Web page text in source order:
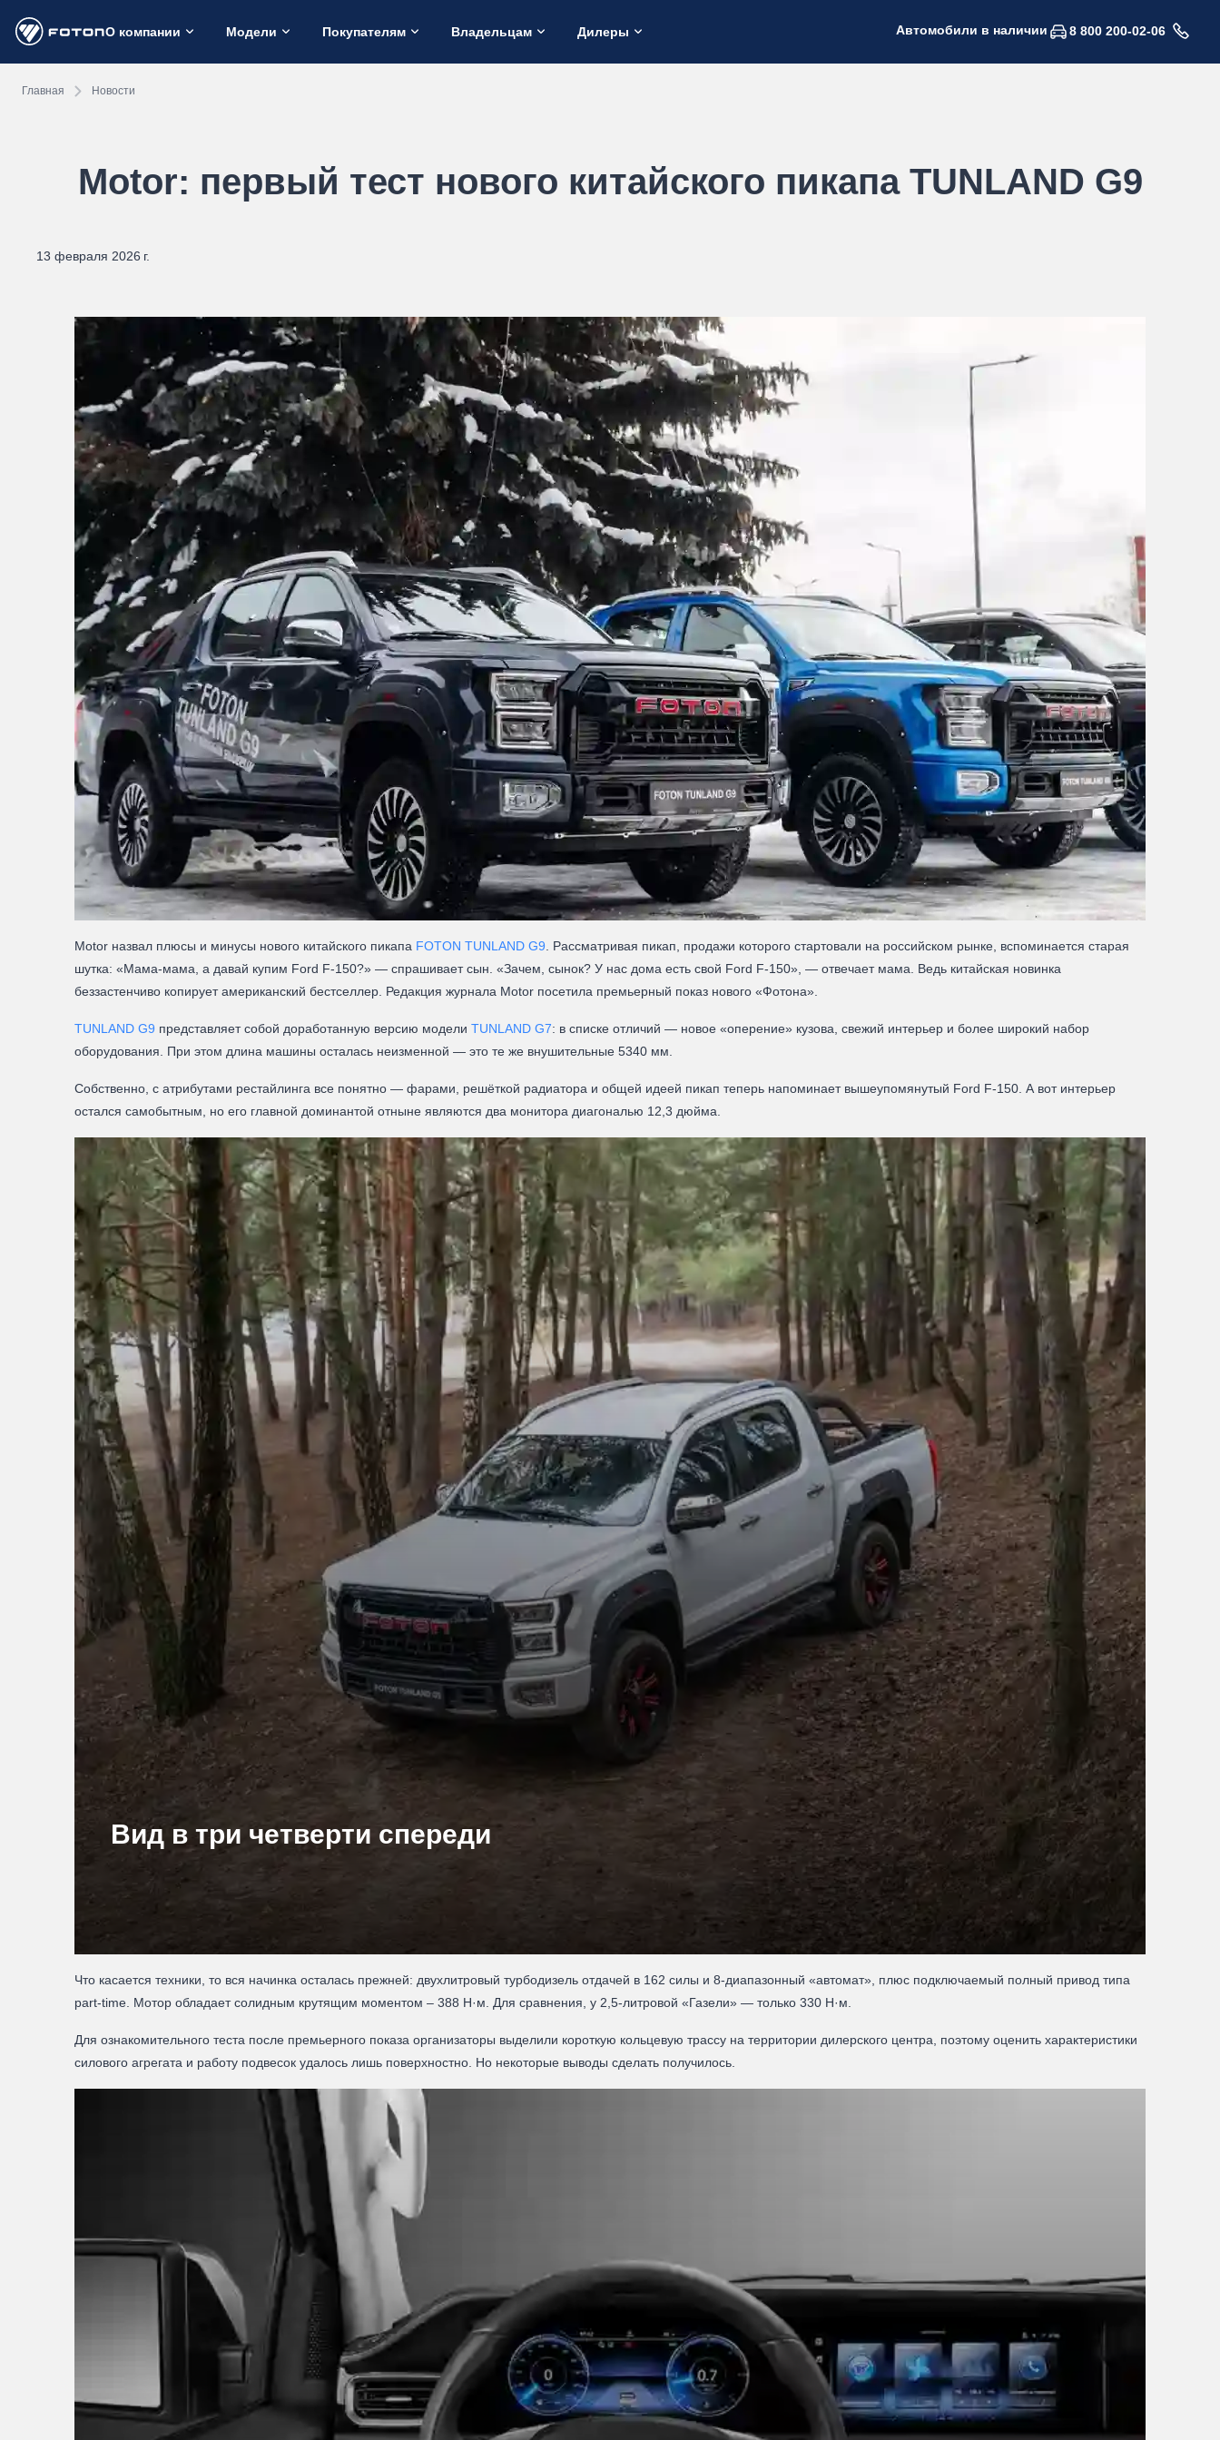
О компании Модели Покупателям Владельцам Дилеры Автомобили в наличии 8 800 200-02-06
Главная Новости
Motor: первый тест нового китайского пикапа TUNLAND G9
13 февраля 2026 г.
Motor назвал плюсы и минусы нового китайского пикапа FOTON TUNLAND G9 . Рассматривая пикап, продажи которого стартовали на российском рынке, вспоминается старая
шутка: «Мама-мама, а давай купим Ford F-150?» — спрашивает сын. «Зачем, сынок? У нас дома есть свой Ford F-150», — отвечает мама. Ведь китайская новинка
беззастенчиво копирует американский бестселлер. Редакция журнала Motor посетила премьерный показ нового «Фотона».
TUNLAND G9 представляет собой доработанную версию модели TUNLAND G7: в списке отличий — новое «оперение» кузова, свежий интерьер и более широкий набор
оборудования. При этом длина машины осталась неизменной — это те же внушительные 5340 мм.
Собственно, с атрибутами рестайлинга все понятно — фарами, решёткой радиатора и общей идеей пикап теперь напоминает вышеупомянутый Ford F-150. А вот интерьер
остался самобытным, но его главной доминантой отныне являются два монитора диагональю 12,3 дюйма.
Вид в три четверти спереди
Что касается техники, то вся начинка осталась прежней: двухлитровый турбодизель отдачей в 162 силы и 8-диапазонный «автомат», плюс подключаемый полный привод типа
part-time. Мотор обладает солидным крутящим моментом – 388 Н·м. Для сравнения, у 2,5-литровой «Газели» — только 330 Н·м.
Для ознакомительного теста после премьерного показа организаторы выделили короткую кольцевую трассу на территории дилерского центра, поэтому оценить характеристики
силового агрегата и работу подвесок удалось лишь поверхностно. Но некоторые выводы сделать получилось.